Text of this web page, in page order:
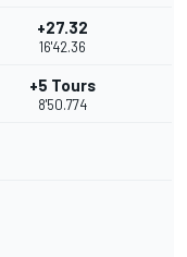
+27.32
16'42.36
+5 Tours
8'50.774